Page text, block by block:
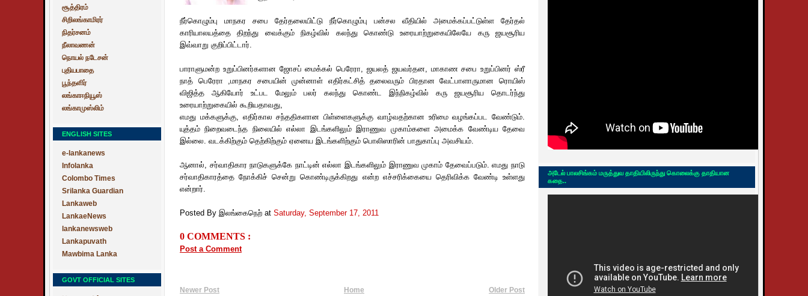
சூத்திரம்
சிறிலங்காமிரர்
நிதர்சனம்
நீலாவணன்
நொயல் நடேசன்
புதியபாதை
பூந்தளிர்
லங்காஈநியூஸ்
லங்காமுஸ்லிம்
ENGLISH SITES
e-lankanews
Infolanka
Colombo Times
Srilanka Guardian
Lankaweb
LankaeNews
lankanewsweb
Lankapuvath
Mawbima Lanka
GOVT OFFICIAL SITES
நீர்கொழும்பு மாநகர சபை தேர்தலையிட்டு நீர்கொழும்பு பன்சல வீதியில் அமைக்கப்பட்டுள்ள தேர்தல்
காரியாலயத்தை திறந்து வைக்கும் நிகழ்வில் கலந்து கொண்டு உரையாற்றுகையிலேயே கரு ஜயசூரிய
இவ்வாறு குறிப்பிட்டார்.
பாராளுமன்ற உறுப்பினர்களான ஜோசப் மைக்கல் பெரேரா, ஜயலத் ஜயவர்தன, மாகாண சபை உறுப்பினர் ஸ்ரீ
நாத் பெரேரா ,மாநகர சபையின் முன்னாள் எதிர்கட்சித் தலைவரும் பிரதான வேட்பாளாருமான ரொயிஸ்
விஜித்த ஆகியோர் உட்பட மேலும் பலர் கலந்து கொண்ட இந்நிகழ்வில் கரு ஜயசூரிய தொடர்ந்து
உரையாற்றுகையில் கூறியதாவது,
எமது மக்களுக்கு, எதிர்கால சந்ததிகளான பிள்ளைகளுக்கு வாழ்வதற்கான உரிமை வழங்கப்பட வேண்டும்.
யுத்தம் நிறைவடைந்த நிலையில் எல்லா இடங்களிலும் இராணுவ முகாம்களை அமைக்க வேண்டிய தேவை
இல்லை. வடக்கிற்கும் தெற்கிற்கும் ஏனைய இடங்களிற்கும் பொலிஸாரின் பாதுகாப்பு அவசியம்.
ஆனால், சர்வாதிகார நாடுகளுக்கே நாட்டின் எல்லா இடங்களிலும் இராணுவ முகாம் தேவைப்படும். எமது நாடு
சர்வாதிகாரத்தை நோக்கிச் சென்று கொண்டிருக்கிறது என்ற எச்சரிக்கையை தெரிவிக்க வேண்டி உள்ளது
என்றார்.
Posted By இலங்கைநெற் at Saturday, September 17, 2011
0 COMMENTS :
Post a Comment
Newer Post Older Post
Home
அடேல் பாலசிங்கம் மருத்துவ தாதியிலிருந்து கொலைக்கு தாதியான
கதை..